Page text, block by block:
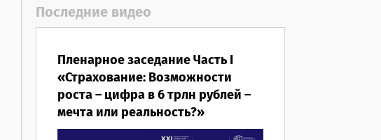
Последние видео
Пленарное заседание Часть I
«Страхование: Возможности
роста – цифра в 6 трлн рублей –
мечта или реальность?»